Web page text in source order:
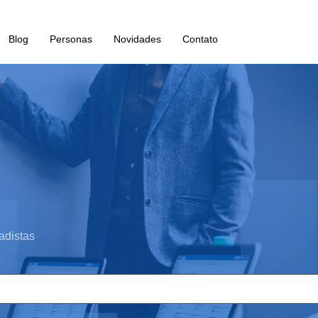
Blog Personas Novidades Contato